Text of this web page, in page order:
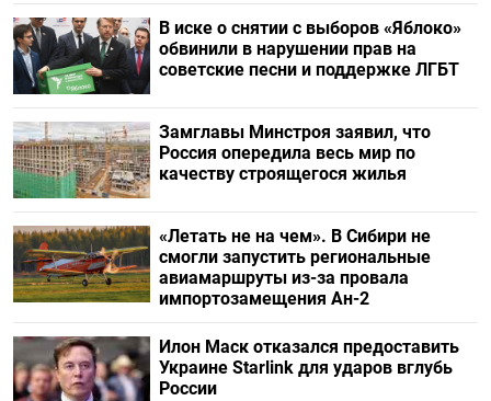
В иске о снятии с выборов «Яблоко»
обвинили в нарушении прав на
советские песни и поддержке ЛГБТ
Замглавы Минстроя заявил, что
Россия опередила весь мир по
качеству строящегося жилья
«Летать не на чем». В Сибири не
смогли запустить региональные
авиамаршруты из-за провала
импортозамещения Ан-2
Илон Маск отказался предоставить
Украине Starlink для ударов вглубь
России